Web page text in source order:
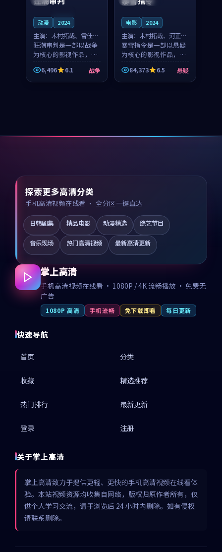
动漫 2024
主演： 木村拓哉、雷佳音
等
狂潮审判是一部以战争
为核心的影视作品，围
绕危机、反转与人物成
长展开，整体节奏紧
凑，值得推荐观看。
6,496 6.1 战争
电影 2024
主演： 木村拓哉、河正宇
等
暴雪指令是一部以悬疑
为核心的影视作品，围
绕危机、反转与人物成
长展开，整体节奏紧
凑，值得推荐观看。
84,373 6.5 悬疑
探索更多高清分类
手机高清视频在线看 · 全分区一键直达
日韩剧集 精品电影 动漫精选 综艺节目
音乐现场 热门高清视频 最新高清更新
掌上高清
手机高清视频在线看 · 1080P / 4K 流畅播放 · 免费无
广告
1080P 高清 手机流畅 免下载即看 每日更新
快速导航
首页 分类
收藏 精选推荐
热门排行 最新更新
登录 注册
关于掌上高清
掌上高清致力于提供更轻、更快的手机高清视频在线看体
验。本站视频资源均收集自网络，版权归原作者所有，仅
供个人学习交流，请于浏览后 24 小时内删除。如有侵权
请联系删除。